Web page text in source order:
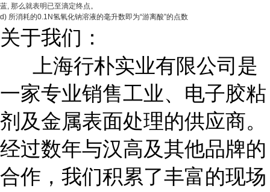
蓝, 那么就表明已至滴定终点。
d) 所消耗的0.1N氢氧化钠溶液的毫升数即为“游离酸”的点数
关于我们：
上海行朴实业有限公司是
一家专业销售工业、电子胶粘
剂及金属表面处理的供应商。
经过数年与汉高及其他品牌的
合作，我们积累了丰富的现场